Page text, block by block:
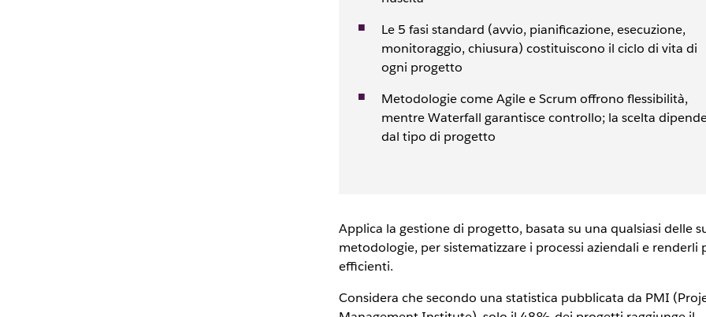
Le 5 fasi standard (avvio, pianificazione, esecuzione,
monitoraggio, chiusura) costituiscono il ciclo di vita di
ogni progetto
Metodologie come Agile e Scrum offrono flessibilità,
mentre Waterfall garantisce controllo; la scelta
dal tipo di progetto
Applica la gestione di progetto, basata su una qualsiasi delle
metodologie, per sistematizzare i processi aziendali e renderli
efficienti.
Considera che secondo una statistica pubblicata da PMI